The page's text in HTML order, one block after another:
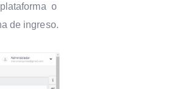
o
de ingreso.